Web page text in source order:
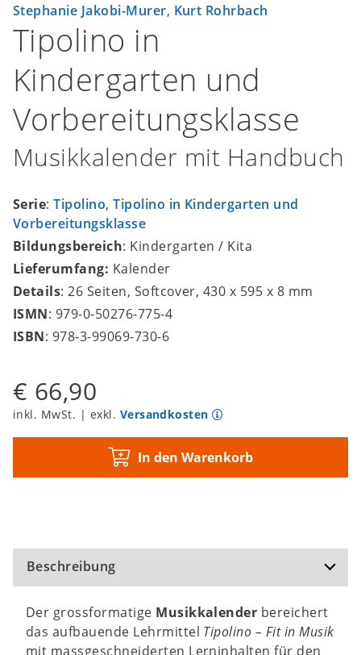
Stephanie Jakobi-Murer, Kurt Rohrbach
Tipolino in
Kindergarten und
Vorbereitungsklasse
Musikkalender mit Handbuch
Serie:Tipolino,Tipolino in Kindergarten und
Vorbereitungsklasse
Bildungsbereich: Kindergarten / Kita
Lieferumfang: Kalender
Details: 26 Seiten, Softcover, 430 x 595 x 8 mm
ISMN: 979-0-50276-775-4
ISBN: 978-3-99069-730-6
€ 66,90
inkl. MwSt. | exkl. Versandkosten
In den Warenkorb
Beschreibung
Der grossformatige Musikkalender bereichert
das aufbauende Lehrmittel Tipolino – Fit in Musik
mit massgeschneiderten Lerninhalten für den